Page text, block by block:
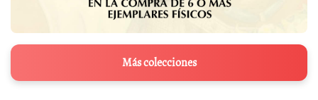
Más colecciones